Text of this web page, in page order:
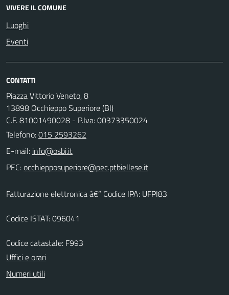
VIVERE IL COMUNE
Luoghi
Eventi
CONTATTI
Piazza Vittorio Veneto, 8
13898 Occhieppo Superiore (BI)
C.F. 81001490028 - P.Iva: 00373350024
Telefono:015 2593262
E-mail:
PEC:
Fatturazione elettronica â€“ Codice IPA: UFPI83
Codice ISTAT: 096041
Codice catastale: F993
Uffici e orari
Numeri utili